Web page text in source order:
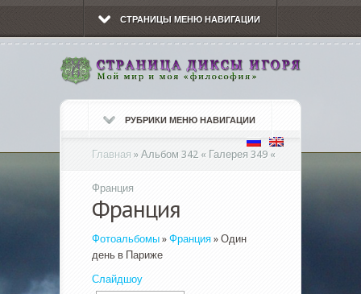
СТРАНИЦЫ МЕНЮ НАВИГАЦИИ
РУБРИКИ МЕНЮ НАВИГАЦИИ
Главная » Альбом 342 « Галерея 349 «
Франция
Франция
Фотоальбомы » Франция » Один
день в Париже
Слайдшоу